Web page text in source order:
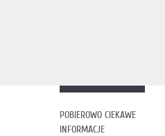
POBIEROWO CIEKAWE
INFORMACJE